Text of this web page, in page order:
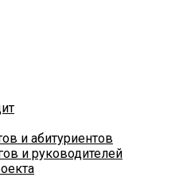
и абитуриентов
и руководителей